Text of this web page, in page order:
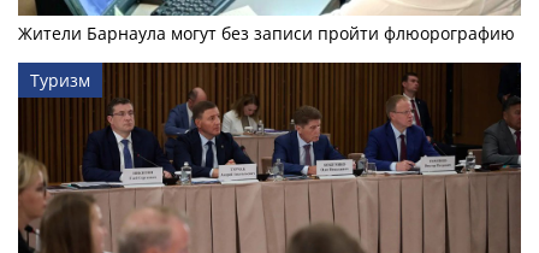
Жители Барнаула могут без записи пройти флюорографию
Туризм